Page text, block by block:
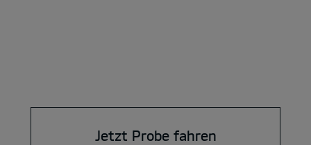
Jetzt Probe fahren